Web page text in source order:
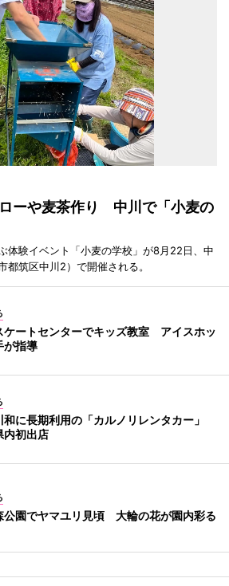
ーや麦茶作り 中川で「小麦の
体験イベント「小麦の学校」が8月22日、中
都筑区中川2）で開催される。
ケートセンターでキッズ教室 アイスホッ
が指導
和に長期利用の「カルノリレンタカー」
内初出店
公園でヤマユリ見頃 大輪の花が園内彩る